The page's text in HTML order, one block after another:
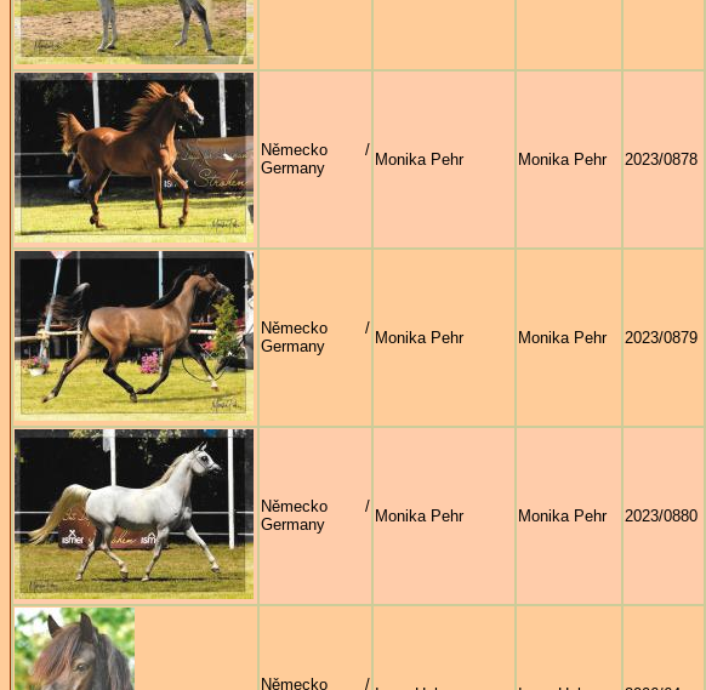
Německo /
Germany
Monika Pehr Monika Pehr 2023/0878
Německo /
Germany
Monika Pehr Monika Pehr 2023/0879
Německo /
Germany
Monika Pehr Monika Pehr 2023/0880
Německo /